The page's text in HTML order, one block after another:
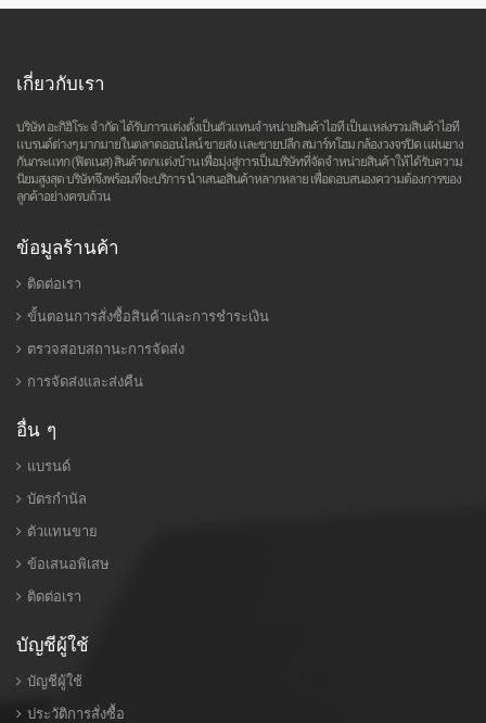
เกี่ยวกับเรา
บริษัท อะกิฮิโระ จำกัด ได้รับการแต่งตั้งเป็นตัวแทนจำหน่ายสินค้าไอที เป็นแหล่งรวมสินค้าไอที
แบรนด์ต่างๆ มากมายในตลาดออนไลน์ ขายส่ง และขายปลีก สมาร์ทโฮม กล้องวงจรปิด แผ่นยาง
กันกระแทก (ฟิตเนส) สินค้าตกแต่งบ้าน เพื่อมุ่งสู่การเป็นบริษัทที่จัดจำหน่ายสินค้าให้ได้รับความ
นิยมสูงสุด บริษัทจึงพร้อมที่จะบริการ นำเสนอสินค้าหลากหลาย เพื่อตอบสนองความต้องการของ
ลูกค้าอย่างครบถ้วน
ข้อมูลร้านค้า
ติดต่อเรา
ขั้นตอนการสั่งซื้อสินค้าและการชำระเงิน
ตรวจสอบสถานะการจัดส่ง
การจัดส่งและส่งคืน
อื่น ๆ
แบรนด์
บัตรกำนัล
ตัวแทนขาย
ข้อเสนอพิเสษ
ติดต่อเรา
บัญชีผู้ใช้
บัญชีผู้ใช้
ประวัติการสั่งซื้อ